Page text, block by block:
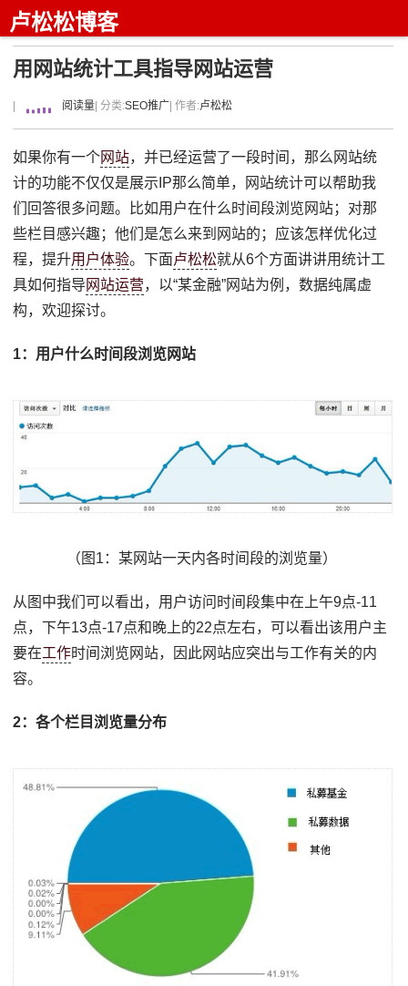
卢松松博客
用网站统计工具指导网站运营
阅读量 | 分类:SEO推广 | 作者:卢松松
如果你有一个网站，并已经运营了一段时间，那么网站统
计的功能不仅仅是展示IP那么简单，网站统计可以帮助我
们回答很多问题。比如用户在什么时间段浏览网站；对那
些栏目感兴趣；他们是怎么来到网站的；应该怎样优化过
程，提升用户体验。下面卢松松就从6个方面讲讲用统计工
具如何指导 网站运营，以“某金融”网站为例，数据纯属虚
构，欢迎探讨。
1：用户什么时间段浏览网站
（图1：某网站一天内各时间段的浏览量）
从图中我们可以看出，用户访问时间段集中在上午9点-11
点，下午13点-17点和晚上的22点左右，可以看出该用户主
要在工作时间浏览网站，因此网站应突出与工作有关的内
容。
2：各个栏目浏览量分布